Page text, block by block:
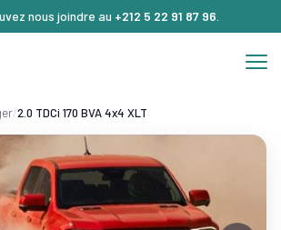
nous joindre au +212 5 22 91 87 96
/2.0 TDCi 170 BVA 4x4 XLT